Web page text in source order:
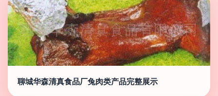
聊城华森清真食品厂兔肉类产品完整展示